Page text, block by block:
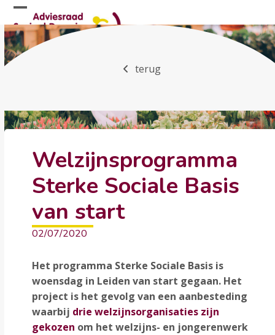
Skip
to
content
Open
mobile
menu
Close
mobile
menu
terug
Welzijnsprogramma
Sterke Sociale Basis
van start
02/07/2020
Het programma Sterke Sociale Basis is
woensdag in Leiden van start gegaan. Het
project is het gevolg van een aanbesteding
waarbij drie welzijnsorganisaties zijn
gekozen om het welzijns- en jongerenwerk